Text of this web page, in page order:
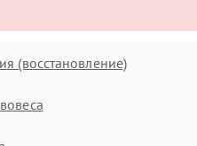
(восстановление)